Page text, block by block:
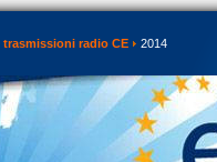
trasmissioni radio CE 2014